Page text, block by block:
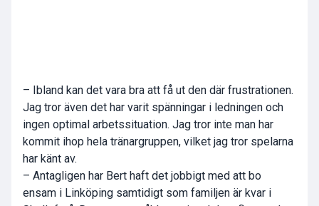
– Ibland kan det vara bra att få ut den där frustrationen.
Jag tror även det har varit spänningar i ledningen och
ingen optimal arbetssituation. Jag tror inte man har
kommit ihop hela tränargruppen, vilket jag tror spelarna
har känt av.
– Antagligen har Bert haft det jobbigt med att bo
ensam i Linköping samtidigt som familjen är kvar i